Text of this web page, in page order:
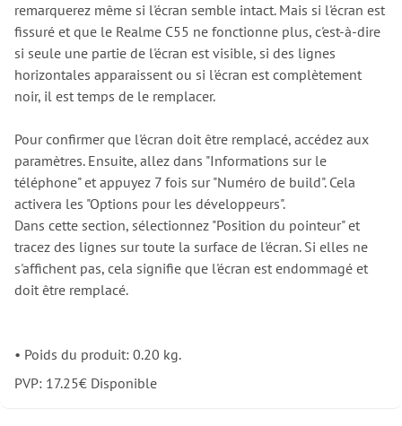
remarquerez même si l'écran semble intact. Mais si l'écran est
fissuré et que le Realme C55 ne fonctionne plus, c'est-à-dire
si seule une partie de l'écran est visible, si des lignes
horizontales apparaissent ou si l'écran est complètement
noir, il est temps de le remplacer.
Pour confirmer que l'écran doit être remplacé, accédez aux
paramètres. Ensuite, allez dans "Informations sur le
téléphone" et appuyez 7 fois sur "Numéro de build". Cela
activera les "Options pour les développeurs".
Dans cette section, sélectionnez "Position du pointeur" et
tracez des lignes sur toute la surface de l'écran. Si elles ne
s'affichent pas, cela signifie que l'écran est endommagé et
doit être remplacé.
• Poids du produit: 0.20 kg.
PVP: 17.25€ Disponible